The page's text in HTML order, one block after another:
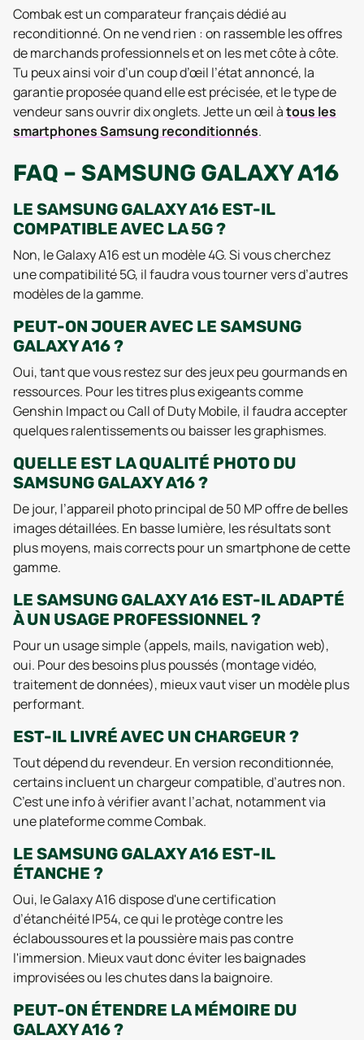
Combak est un comparateur français dédié au
reconditionné. On ne vend rien : on rassemble les offres
de marchands professionnels et on les met côte à côte.
Tu peux ainsi voir d’un coup d’œil l’état annoncé, la
garantie proposée quand elle est précisée, et le type de
vendeur sans ouvrir dix onglets. Jette un œil àtous les
smartphones Samsung reconditionnés.
FAQ – SAMSUNG GALAXY A16
LE SAMSUNG GALAXY A16 EST-IL
COMPATIBLE AVEC LA 5G ?
Non, le Galaxy A16 est un modèle 4G. Si vous cherchez
une compatibilité 5G, il faudra vous tourner vers d’autres
modèles de la gamme.
PEUT-ON JOUER AVEC LE SAMSUNG
GALAXY A16 ?
Oui, tant que vous restez sur des jeux peu gourmands en
ressources. Pour les titres plus exigeants comme
Genshin Impact ou Call of Duty Mobile, il faudra accepter
quelques ralentissements ou baisser les graphismes.
QUELLE EST LA QUALITÉ PHOTO DU
SAMSUNG GALAXY A16 ?
De jour, l’appareil photo principal de 50 MP offre de belles
images détaillées. En basse lumière, les résultats sont
plus moyens, mais corrects pour un smartphone de cette
gamme.
LE SAMSUNG GALAXY A16 EST-IL ADAPTÉ
À UN USAGE PROFESSIONNEL ?
Pour un usage simple (appels, mails, navigation web),
oui. Pour des besoins plus poussés (montage vidéo,
traitement de données), mieux vaut viser un modèle plus
performant.
EST-IL LIVRÉ AVEC UN CHARGEUR ?
Tout dépend du revendeur. En version reconditionnée,
certains incluent un chargeur compatible, d’autres non.
C’est une info à vérifier avant l’achat, notamment via
une plateforme comme Combak.
LE SAMSUNG GALAXY A16 EST-IL
ÉTANCHE ?
Oui, le Galaxy A16 dispose d'une certification
d’étanchéité IP54, ce qui le protège contre les
éclaboussoures et la poussière mais pas contre
l'immersion. Mieux vaut donc éviter les baignades
improvisées ou les chutes dans la baignoire.
PEUT-ON ÉTENDRE LA MÉMOIRE DU
GALAXY A16 ?